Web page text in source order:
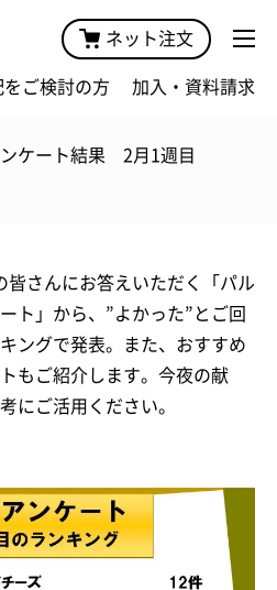
ネット注文
をご検討の方 加入・資料請求
ケート結果 2月1週目
皆さんにお答えいただく「パル
ト」から、”よかった”とご回
ングで発表。また、おすすめ
もご紹介します。今夜の献
にご活用ください。